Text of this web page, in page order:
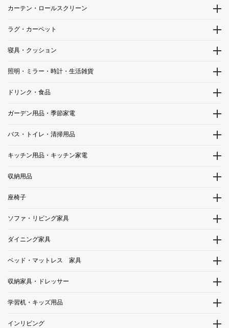
カーテン・ロールスクリーン
ラグ・カーペット
寝具・クッション
照明・ミラー・時計・生活雑貨
ドリンク・食品
ガーデン用品・季節家電
バス・トイレ・清掃用品
キッチン用品・キッチン家電
収納用品
座椅子
ソファ・リビング家具
ダイニング家具
ベッド・マットレス 家具
収納家具・ドレッサー
学習机・キッズ用品
インリビング